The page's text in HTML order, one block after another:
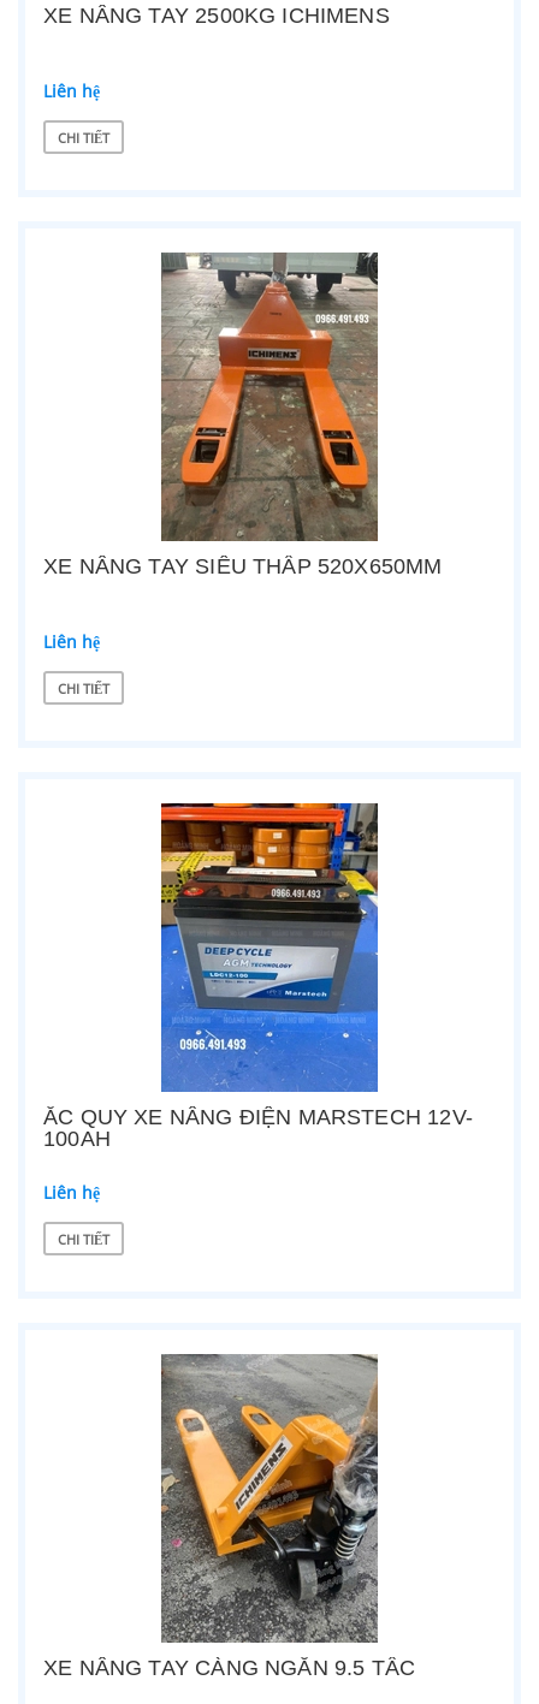
XE NÂNG TAY 2500KG ICHIMENS
Liên hệ
CHI TIẾT
XE NÂNG TAY SIÊU THẤP 520X650MM
Liên hệ
CHI TIẾT
ẮC QUY XE NÂNG ĐIỆN MARSTECH 12V-
100AH
Liên hệ
CHI TIẾT
XE NÂNG TAY CÀNG NGẮN 9.5 TẤC